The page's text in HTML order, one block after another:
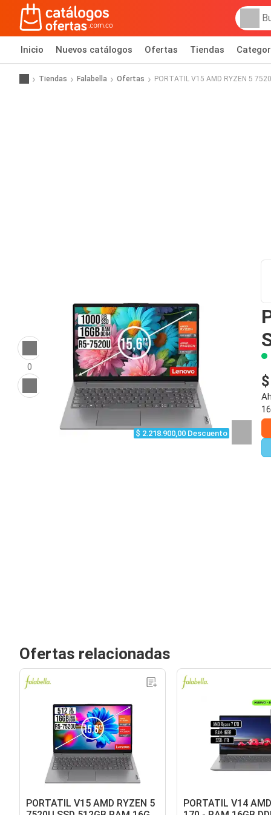
Inicio Nuevos catálogos Ofertas Tiendas
Tiendas Falabella Ofertas PORTATIL V15 AMD RYZEN 5
0
$ 2.218.900,00 Descuento
Ofertas relacionadas
PORTATIL V15 AMD RYZEN 5
PORTATIL V14